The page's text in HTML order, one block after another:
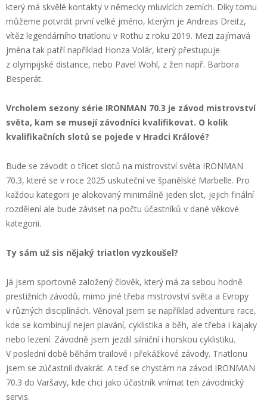
který má skvělé kontakty v německy mluvících zemích. Díky tomu
můžeme potvrdit první velké jméno, kterým je Andreas Dreitz,
vítěz legendárního triatlonu v Rothu z roku 2019. Mezi zajímavá
jména tak patří například Honza Volár, který přestupuje
z olympijské distance, nebo Pavel Wohl, z žen např. Barbora
Besperát.
Vrcholem sezony série IRONMAN 70.3 je závod mistrovství
světa, kam se musejí závodníci kvalifikovat. O kolik
kvalifikačních slotů se pojede v Hradci Králové?
Bude se závodit o třicet slotů na mistrovství světa IRONMAN
70.3, které se v roce 2025 uskuteční ve španělské Marbelle. Pro
každou kategorii je alokovaný minimálně jeden slot, jejich finální
rozdělení ale bude záviset na počtu účastníků v dané věkové
kategorii.
Ty sám už sis nějaký triatlon vyzkoušel?
Já jsem sportovně založený člověk, který má za sebou hodně
prestižních závodů, mimo jiné třeba mistrovství světa a Evropy
v různých disciplínách. Věnoval jsem se například adventure race,
kde se kombinují nejen plavání, cyklistika a běh, ale třeba i kajaky
nebo lezení. Závodně jsem jezdil silniční i horskou cyklistiku.
V poslední době běhám trailové i překážkové závody. Triatlonu
jsem se zúčastnil dvakrát. A teď se chystám na závod IRONMAN
70.3 do Varšavy, kde chci jako účastník vnímat ten závodnický
servis.